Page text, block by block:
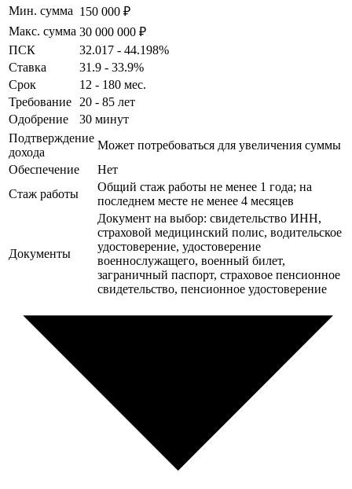
Мин. сумма 150 000 ₽
Макс. сумма 30 000 000 ₽
ПСК
32.017 - 44.198%
Ставка
31.9 - 33.9%
Срок
12 - 180 мес.
Требование
20 - 85 лет
Одобрение
30 минут
Подтверждение
дохода
Может потребоваться для увеличения суммы
Обеспечение
Нет
Стаж работы
Общий стаж работы не менее 1 года; на
последнем месте не менее 4 месяцев
Документы
Документ на выбор: свидетельство ИНН,
страховой медицинский полис, водительское
удостоверение, удостоверение
военнослужащего, военный билет,
заграничный паспорт, страховое пенсионное
свидетельство, пенсионное удостоверение